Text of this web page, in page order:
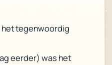
het tegenwoordig
eerder) was het